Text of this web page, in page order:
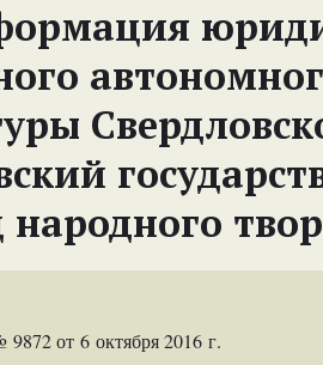
от 6 октября 2016 г.